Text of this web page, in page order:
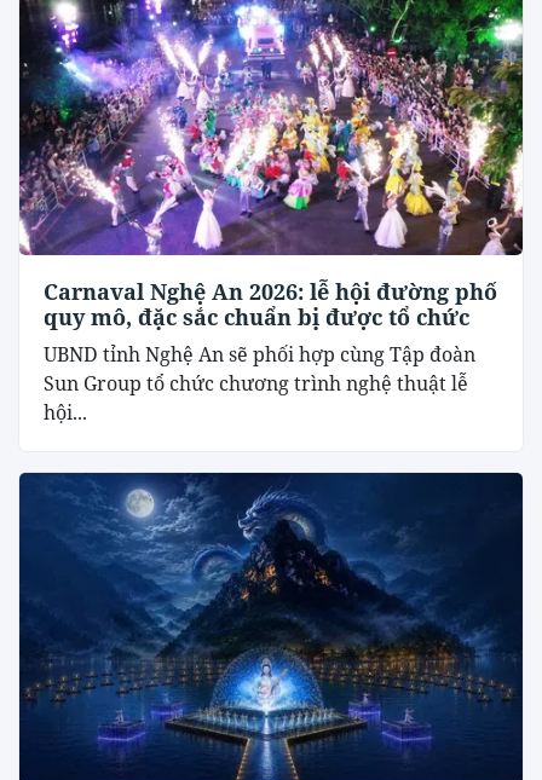
Carnaval Nghệ An 2026: lễ hội đường phố
quy mô, đặc sắc chuẩn bị được tổ chức
UBND tỉnh Nghệ An sẽ phối hợp cùng Tập đoàn
Sun Group tổ chức chương trình nghệ thuật lễ
hội...